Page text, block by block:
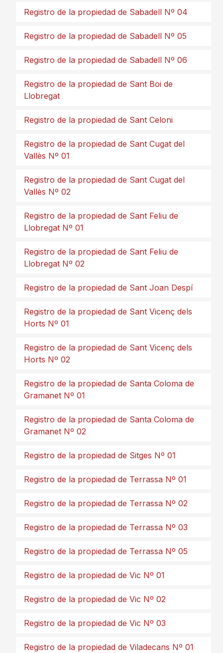
Registro de la propiedad de Sabadell Nº 04
Registro de la propiedad de Sabadell Nº 05
Registro de la propiedad de Sabadell Nº 06
Registro de la propiedad de Sant Boi de
Llobregat
Registro de la propiedad de Sant Celoni
Registro de la propiedad de Sant Cugat del
Vallès Nº 01
Registro de la propiedad de Sant Cugat del
Vallès Nº 02
Registro de la propiedad de Sant Feliu de
Llobregat Nº 01
Registro de la propiedad de Sant Feliu de
Llobregat Nº 02
Registro de la propiedad de Sant Joan Despí
Registro de la propiedad de Sant Vicenç dels
Horts Nº 01
Registro de la propiedad de Sant Vicenç dels
Horts Nº 02
Registro de la propiedad de Santa Coloma de
Gramanet Nº 01
Registro de la propiedad de Santa Coloma de
Gramanet Nº 02
Registro de la propiedad de Sitges Nº 01
Registro de la propiedad de Terrassa Nº 01
Registro de la propiedad de Terrassa Nº 02
Registro de la propiedad de Terrassa Nº 03
Registro de la propiedad de Terrassa Nº 05
Registro de la propiedad de Vic Nº 01
Registro de la propiedad de Vic Nº 02
Registro de la propiedad de Vic Nº 03
Registro de la propiedad de Viladecans Nº 01